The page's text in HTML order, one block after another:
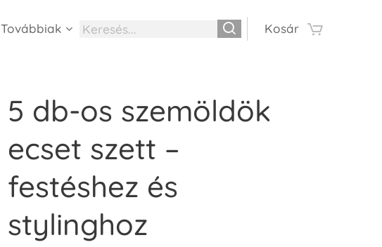
Továbbiak Kosár
5 db-os szemöldök
ecset szett –
festéshez és
stylinghoz